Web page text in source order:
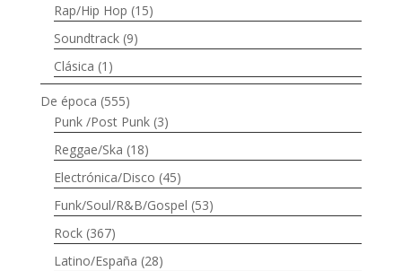
Rap/Hip Hop (15)
Soundtrack (9)
Clásica (1)
De época (555)
Punk /Post Punk (3)
Reggae/Ska (18)
Electrónica/Disco (45)
Funk/Soul/R&B/Gospel (53)
Rock (367)
Latino/España (28)